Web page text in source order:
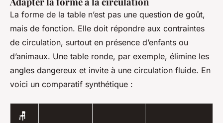
La forme de la table n’est pas une question de goût,
mais de fonction. Elle doit répondre aux contraintes
de circulation, surtout en présence d’enfants ou
d’animaux. Une table ronde, par exemple, élimine les
angles dangereux et invite à une circulation fluide. En
voici un comparatif synthétique :
🪑